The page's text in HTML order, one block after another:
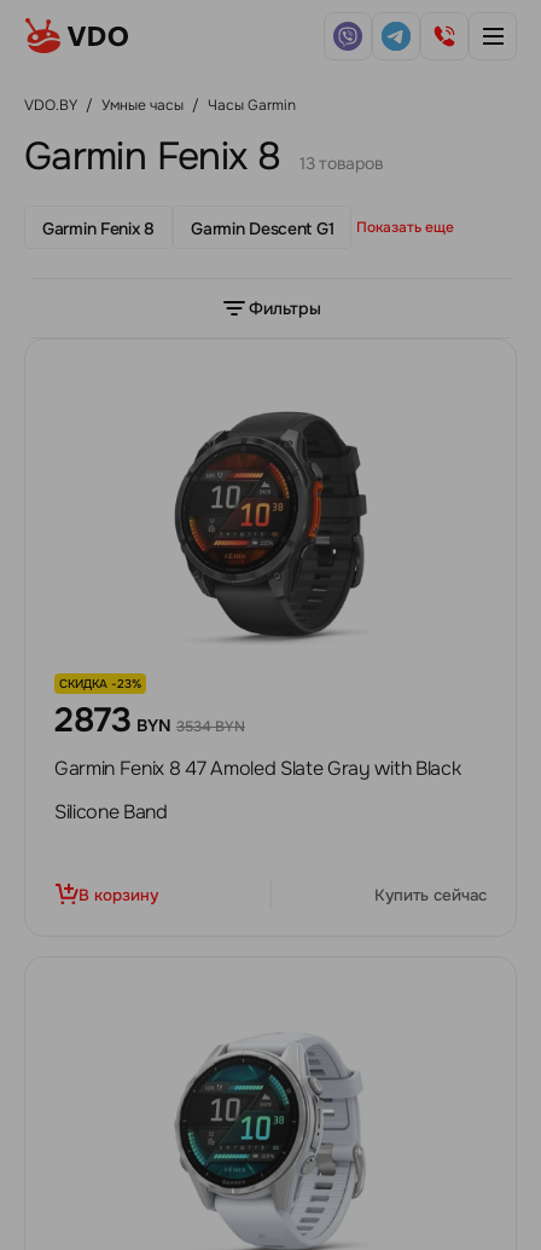
VDO.BY / Умные часы / Часы Garmin
Garmin Fenix 8 13 товаров
Garmin Fenix 8 Garmin Descent G1 Показать еще
Фильтры
СКИДКА -23%
2873 BYN 3534 BYN
Garmin Fenix 8 47 Amoled Slate Gray with Black
Silicone Band
В корзину Купить сейчас